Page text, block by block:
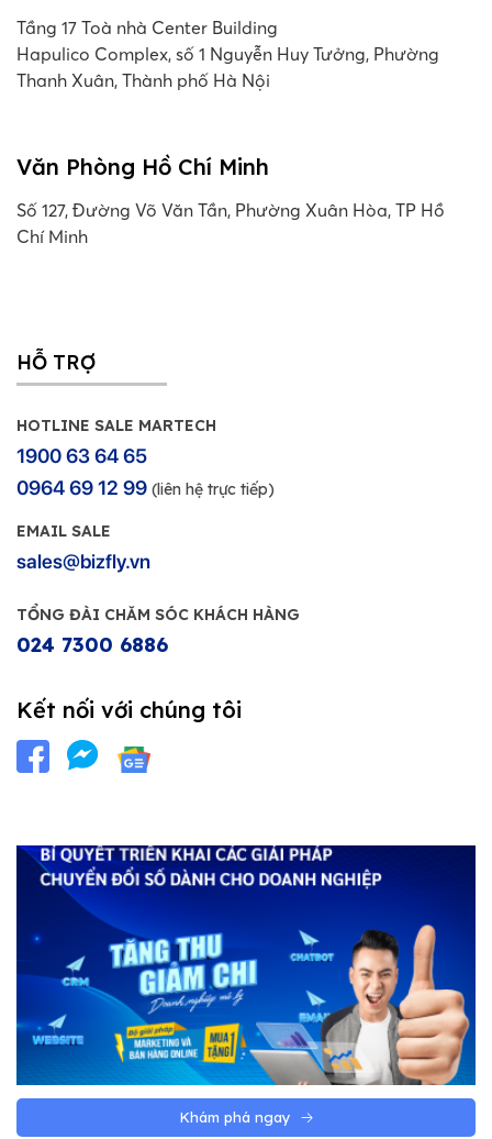
Tầng 17 Toà nhà Center Building
Hapulico Complex, số 1 Nguyễn Huy Tưởng, Phường
Thanh Xuân, Thành phố Hà Nội
Văn Phòng Hồ Chí Minh
Số 127, Đường Võ Văn Tần, Phường Xuân Hòa, TP Hồ
Chí Minh
HỖ TRỢ
HOTLINE SALE MARTECH
1900 63 64 65
0964 69 12 99 (liên hệ trực tiếp)
EMAIL SALE
sales@bizfly.vn
TỔNG ĐÀI CHĂM SÓC KHÁCH HÀNG
024 7300 6886
Kết nối với chúng tôi
Khám phá ngay